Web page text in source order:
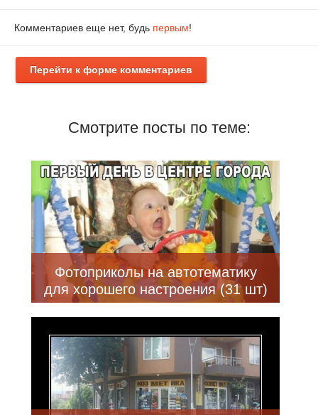
Комментариев еще нет, будь первым!
Перейти к форме комментариев
Смотрите посты по теме:
Фотоприколы на автотематику
для хорошего настроения (31 шт)